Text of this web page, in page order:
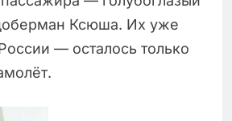
Ксюша. Их уже
— осталось только